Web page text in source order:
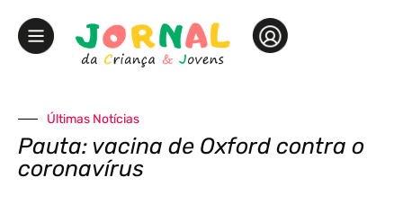
Últimas Notícias
Pauta: vacina de Oxford contra o
coronavírus